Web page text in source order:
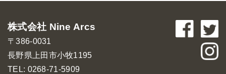
株式会社 Nine Arcs
〒386-0031
長野県上田市小牧1195
TEL: 0268-71-5909